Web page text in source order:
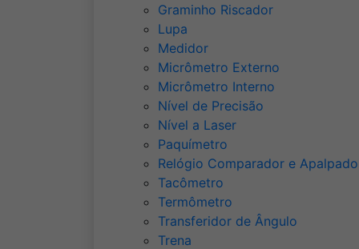
Graminho Riscador
Lupa
Medidor
Micrômetro Externo
Micrômetro Interno
Nível de Precisão
Nível a Laser
Paquímetro
Relógio Comparador e
Tacômetro
Termômetro
Transferidor de Ângulo
Trena